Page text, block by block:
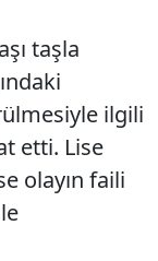
taşla
ilgili
etti. Lise
olayın faili